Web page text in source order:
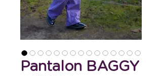
Pantalon BAGGY